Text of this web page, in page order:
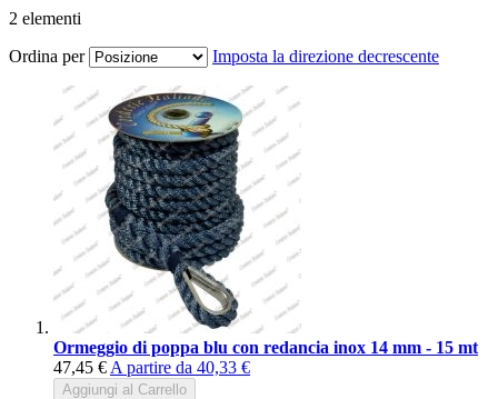
2 elementi
Ordina per
Imposta la direzione decrescente
Ormeggio di poppa blu con redancia inox 14 mm - 15 mt
47,45 € A partire da 40,33 €
Aggiungi al Carrello